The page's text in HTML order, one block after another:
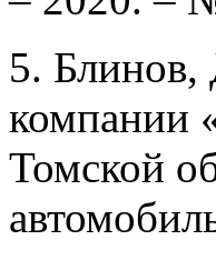
5.
компании
Томской